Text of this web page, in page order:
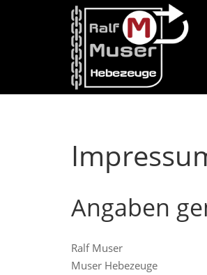
Angaben
Ralf Muser
Muser Hebezeuge